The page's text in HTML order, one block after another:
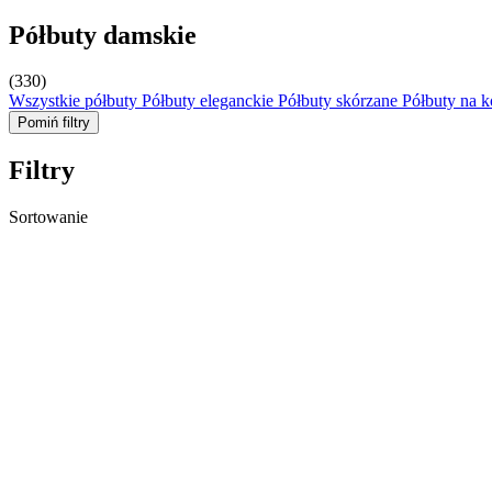
Półbuty damskie
(330)
Wszystkie półbuty Półbuty eleganckie Półbuty skórzane Półbuty na
Pomiń filtry
Filtry
Sortowanie